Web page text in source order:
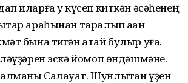
иларға уҡ күсеп киткән әсәһенең
араһынан таралып аҡҡан
бына тигән атай булыр уға.
эскә йомоп өндәшмәне.
Салауат. Шунлыҡтан үҙен